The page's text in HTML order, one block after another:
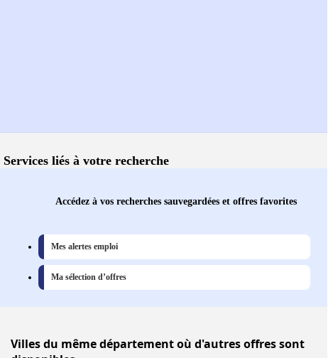
Services liés à votre recherche
Accédez à vos recherches sauvegardées et offres favorites
Mes alertes emploi
Ma sélection d’offres
Villesdu même département où d'autres offres sont